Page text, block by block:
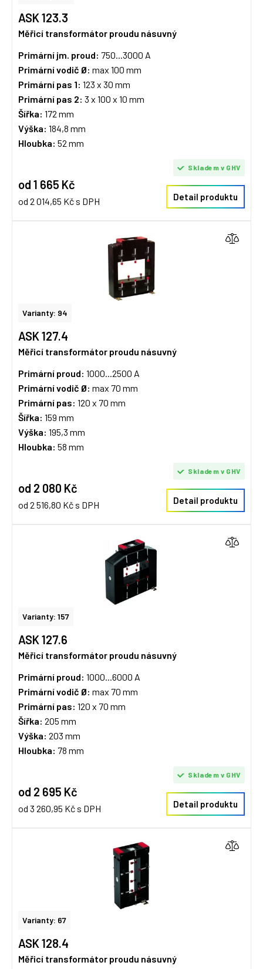
ASK 123.3
Měřicí transformátor proudu násuvný
Primární jm. proud: 750...3000 A
Primární vodič Ø: max 100 mm
Primární pas 1: 123 x 30 mm
Primární pas 2: 3 x 100 x 10 mm
Šířka: 172 mm
Výška: 184,8 mm
Hloubka: 52 mm
od 1 665 Kč
od 2 014,65 Kč s DPH
Skladem v GHV
Detail produktu
Varianty: 94
ASK 127.4
Měřicí transformátor proudu násuvný
Primární proud: 1000...2500 A
Primární vodič Ø: max 70 mm
Primární pas: 120 x 70 mm
Šířka: 159 mm
Výška: 195,3 mm
Hloubka: 58 mm
od 2 080 Kč
od 2 516,80 Kč s DPH
Skladem v GHV
Detail produktu
Varianty: 157
ASK 127.6
Měřicí transformátor proudu násuvný
Primární proud: 1000...6000 A
Primární vodič Ø: max 70 mm
Primární pas: 120 x 70 mm
Šířka: 205 mm
Výška: 203 mm
Hloubka: 78 mm
od 2 695 Kč
od 3 260,95 Kč s DPH
Skladem v GHV
Detail produktu
Varianty: 67
ASK 128.4
Měřicí transformátor proudu násuvný